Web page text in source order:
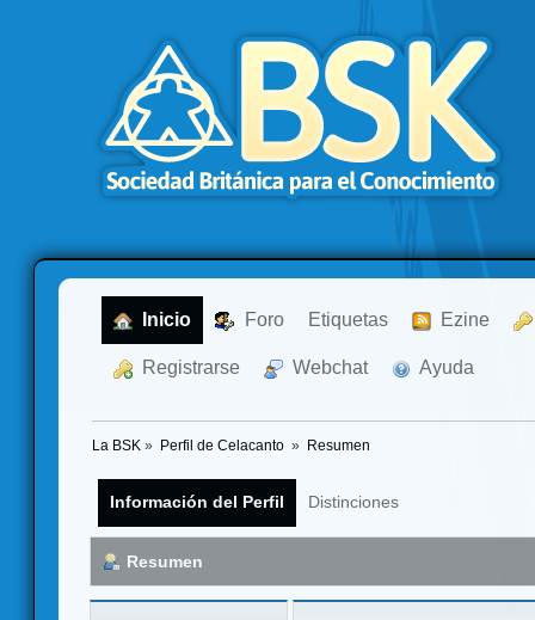
Inicio Foro Etiquetas Ezine
Registrarse Webchat Ayuda
La BSK » Perfil de Celacanto » Resumen
Información del Perfil Distinciones
Resumen